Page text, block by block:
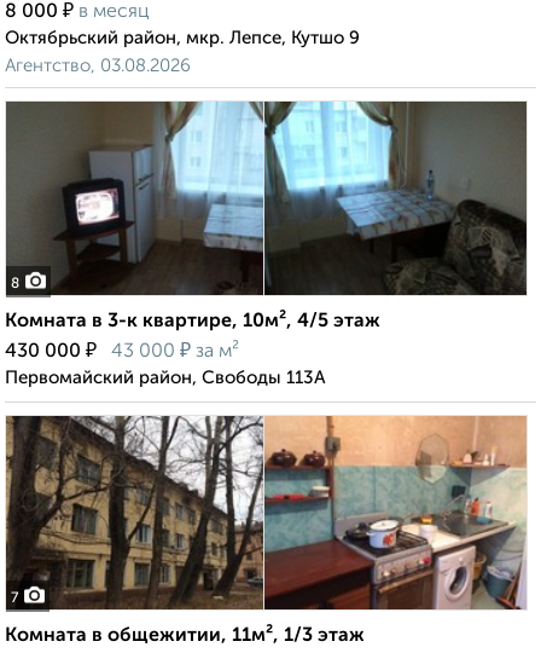
8 000 ₽ в месяц
Октябрьский район, мкр. Лепсе, Кутшо 9
Агентство, 03.08.2026
8
Комната в 3-к квартире, 10м², 4/5 этаж
430 000 ₽ 43 000 ₽ за м²
Первомайский район, Свободы 113А
7
Комната в общежитии, 11м², 1/3 этаж